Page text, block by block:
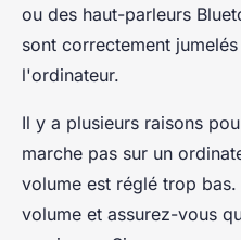
ou des haut-parleurs
sont correctement
l'ordinateur.
Il y a plusieurs raisons
marche pas sur un
volume est réglé trop
volume et assurez-vous